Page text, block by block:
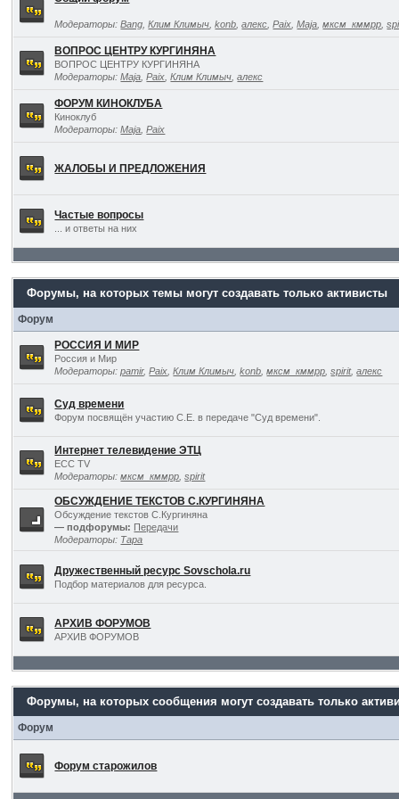
Модераторы:Bang ,Клим Климыч ,konb ,алекс ,Paix ,Maja ,мксм_кммрр ,
ВОПРОС ЦЕНТРУ КУРГИНЯНА
ВОПРОС ЦЕНТРУ КУРГИНЯНА
Модераторы:Maja ,Paix ,Клим Климыч ,алекс
ФОРУМ КИНОКЛУБА
Киноклуб
Модераторы:Maja ,Paix
ЖАЛОБЫ И ПРЕДЛОЖЕНИЯ
Частые вопросы
... и ответы на них
Форумы, на которых темы могут создавать только активисты
Форум
РОССИЯ И МИР
Россия и Мир
Модераторы:pamir,Paix ,Клим Климыч ,konb ,мксм_кммрр ,spirit,алекс
Суд времени
Форум посвящён участию С.Е. в передаче "Суд времени".
Интернет телевидение ЭТЦ
ECC TV
Модераторы:мксм_кммрр ,spirit
ОБСУЖДЕНИЕ ТЕКСТОВ С.КУРГИНЯНА
Обсуждение текстов С.Кургиняна
— подфорумы: Передачи
Модераторы: Тара
Дружественный ресурс Sovschola.ru
Подбор материалов для ресурса.
АРХИВ ФОРУМОВ
АРХИВ ФОРУМОВ
Форумы, на которых сообщения могут создавать только
Форум
Форум старожилов